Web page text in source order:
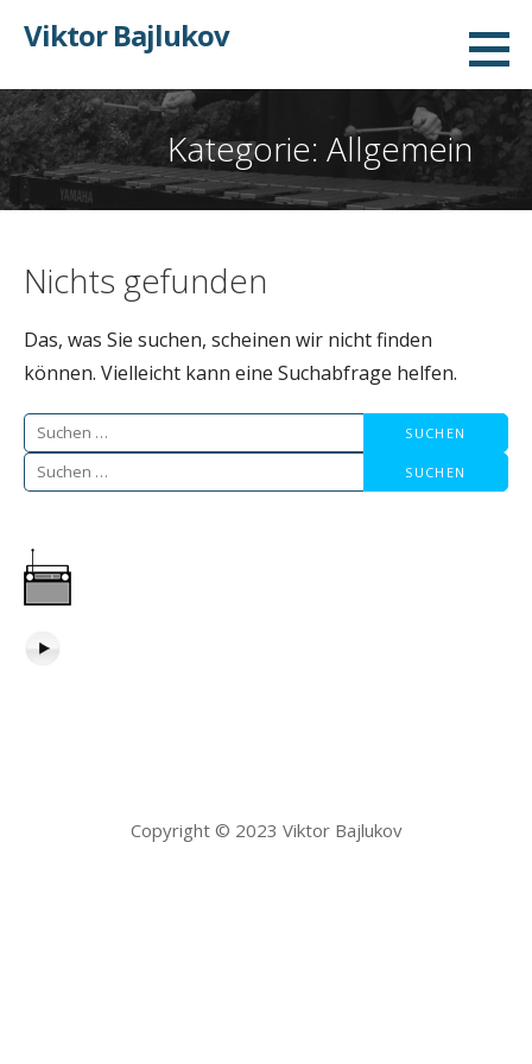
Inhalt
Viktor Bajlukov
Kategorie: Allgemein
Nichts gefunden
Das, was Sie suchen, scheinen wir nicht finden
können. Vielleicht kann eine Suchabfrage helfen.
Suchen
nach:
Suchen
Copyright © 2023 Viktor Bajlukov